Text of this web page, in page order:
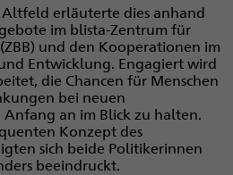
erläuterte dies anhand
im blista-Zentrum für
und den Kooperationen im
Entwicklung. Engagiert wird
die Chancen für Menschen
bei neuen
an im Blick zu halten.
Konzept des
sich beide Politikerinnen
beeindruckt.